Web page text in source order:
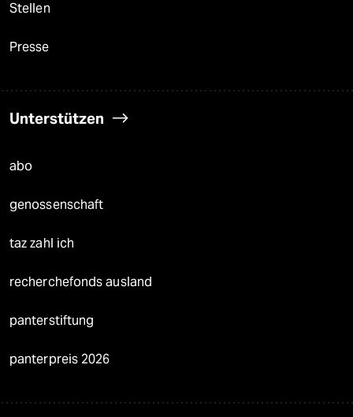
Stellen
Presse
Unterstützen
abo
genossenschaft
taz zahl ich
recherchefonds ausland
panterstiftung
panterpreis 2026